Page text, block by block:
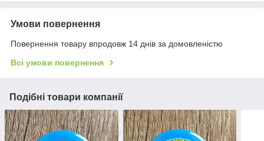
Умови повернення
Повернення товару впродовж 14 днів за домовленістю
Всі умови повернення
Подібні товари компанії